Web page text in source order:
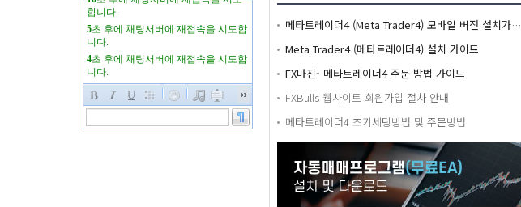
메타트레이더4 (Meta Trader4) 모바일 버전 설치가이드
Meta Trader4 (메타트레이더4) 설치 가이드
FX마진- 메타트레이더4 주문 방법 가이드
FXBulls 웹사이트 회원가입 절차 안내
메타트레이더4 초기세팅방법 및 주문방법